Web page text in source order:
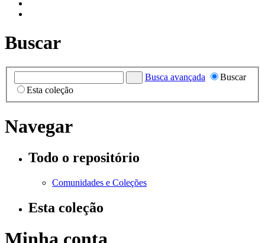
Buscar
Busca avançada
Buscar
Esta coleção
Navegar
Todo o repositório
Comunidades e Coleções
Esta coleção